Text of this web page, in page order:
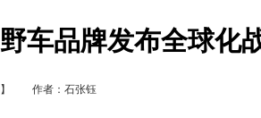
车品牌发布全球化
作者：石张钰